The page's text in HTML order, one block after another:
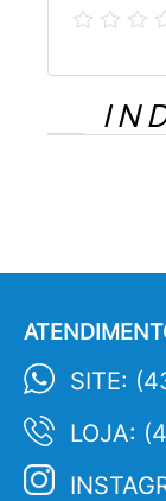
SITE:
LOJA: